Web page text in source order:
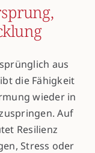
aus
die Fähigkeit
wieder in
Auf
Resilienz
Stress oder